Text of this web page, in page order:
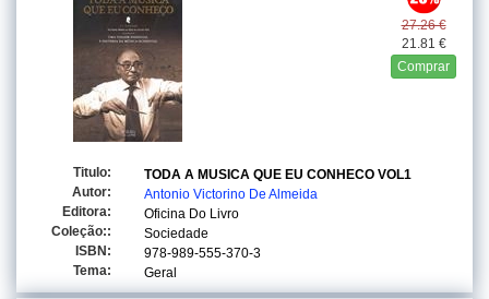
27.26 €
21.81 €
Comprar
Titulo:
TODA A MUSICA QUE EU CONHECO VOL1
Autor:
Antonio Victorino De Almeida
Editora:
Oficina Do Livro
Coleção::
Sociedade
ISBN:
978-989-555-370-3
Tema:
Geral